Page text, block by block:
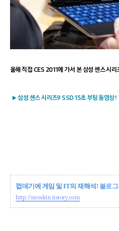
올해 직접 CES 2011에 가서 본 삼성 센스 시
▶삼성 센스 시리즈9 SSD 15초 부팅 동영상!
껍데기에 게임 및 IT의 재해석! 블로그
http://neoskin.tistory.com